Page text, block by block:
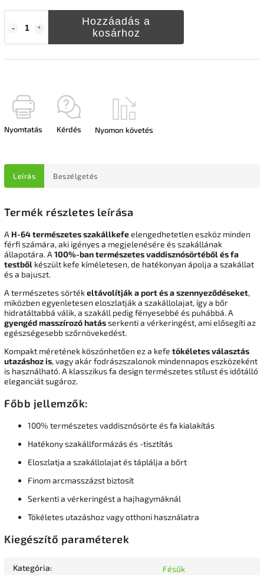
Hozzáadás a
kosárhoz
Nyomtatás Kérdés Nyomon követés
Leírás Beszélgetés
Termék részletes leírása
A H-64 természetes szakállkefeelengedhetetlen eszköz minden
férfi számára, aki igényes a megjelenésére és szakállának
állapotára. A 100%-ban természetes vaddisznósörtéből és fa
testből készült kefe kíméletesen, de hatékonyan ápolja a szakállat
és a bajuszt.
A természetes sörtékeltávolítják a port és a szennyeződéseket,
miközben egyenletesen eloszlatják a szakállolajat, így a bőr
hidratáltabbá válik, a szakáll pedig fényesebbé és puhábbá. A
gyengéd masszírozó hatásserkenti a vérkeringést, ami elősegíti az
egészségesebb szőrnövekedést.
Kompakt méretének köszönhetően ez a kefe tökéletes választás
utazáshoz is, vagy akár fodrászszalonok mindennapos eszközeként
is használható. A klasszikus fa design természetes stílust és időtálló
eleganciát sugároz.
Főbb jellemzők:
100% természetes vaddisznósörte és fa kialakítás
Hatékony szakállformázás és -tisztítás
Eloszlatja a szakállolajat és táplálja a bőrt
Finom arcmasszázst biztosít
Serkenti a vérkeringést a hajhagymáknál
Tökéletes utazáshoz vagy otthoni használatra
Kiegészítő paraméterek
Kategória: Fésűk